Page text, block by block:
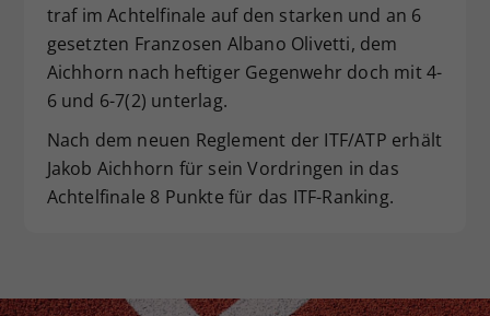
traf im Achtelfinale auf den starken und an 6
gesetzten Franzosen Albano Olivetti, dem
Aichhorn nach heftiger Gegenwehr doch mit 4-
6 und 6-7(2) unterlag.
Nach dem neuen Reglement der ITF/ATP erhält
Jakob Aichhorn für sein Vordringen in das
Achtelfinale 8 Punkte für das ITF-Ranking.